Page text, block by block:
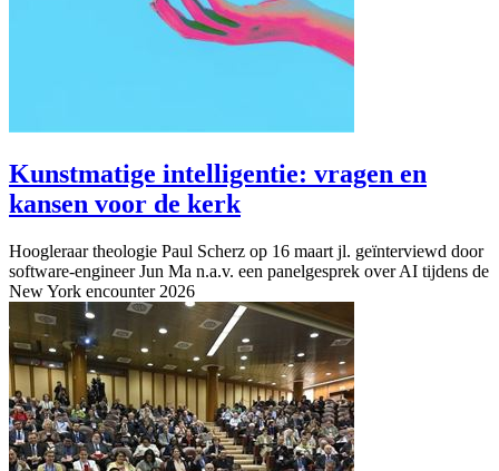
Kunstmatige intelligentie: vragen en
kansen voor de kerk
Hoogleraar theologie Paul Scherz op 16 maart jl. geïnterviewd door
software-engineer Jun Ma n.a.v. een panelgesprek over AI tijdens de
New York encounter 2026